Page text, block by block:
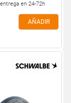
en 24-72h
AÑADIR